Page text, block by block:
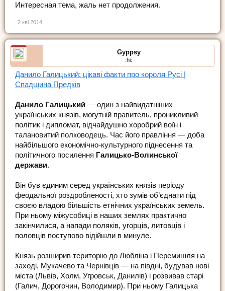
Интересная тема, жаль нет продолжения.
2 кві 2014
Gyppsy
:hi:
Данило Галицький: цікаві факти про короля Русі |
Спадщина Предків
Данило Галицький — один з найвидатніших
українських князів, могутній правитель, проникливий
політик і дипломат, відчайдушно хоробрий воїн і
талановитий полководець. Час його правління — доба
найбільшого економічно-культурного піднесення та
політичного посилення Галицько-Волинської
держави.
Він був єдиним серед українських князів періоду
феодальної роздробленості, хто зумів об’єднати під
своєю владою більшість етнічних українських земель.
При ньому міжусобиці в наших землях практично
закінчилися, а напади поляків, угорців, литовців і
половців поступово відійшли в минуле.
Князь розширив територію до Любліна і Перемишля на
заході, Мукачево та Чернівців — на півдні, будував нові
міста (Львів, Холм, Угровськ, Данилів) і розвивав старі
(Галич, Дорогочин, Володимир). При ньому Галицька